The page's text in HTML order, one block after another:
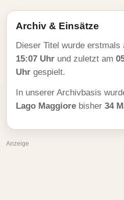
Archiv & Einsätze
Dieser Titel wurde erstmals
15:07 Uhr und zuletzt am
Uhr gespielt.
In unserer Archivbasis
Lago Maggiore bisher 34
Anzeige